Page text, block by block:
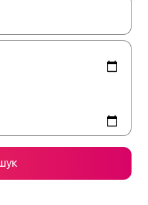
використовуйте для